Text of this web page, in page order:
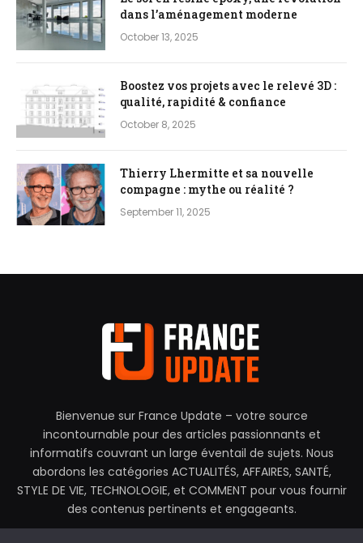
dans l’aménagement moderne
October 13, 2025
Boostez vos projets avec le relevé 3D :
qualité, rapidité & confiance
October 8, 2025
Thierry Lhermitte et sa nouvelle
compagne : mythe ou réalité ?
September 11, 2025
Bienvenue sur France Update – votre source
incontournable pour des articles passionnants et
informatifs couvrant un large éventail de sujets. Nous
abordons les catégories ACTUALITÉS, AFFAIRES, SANTÉ,
STYLE DE VIE, TECHNOLOGIE, et COMMENT pour vous fournir
des contenus pertinents et engageants.